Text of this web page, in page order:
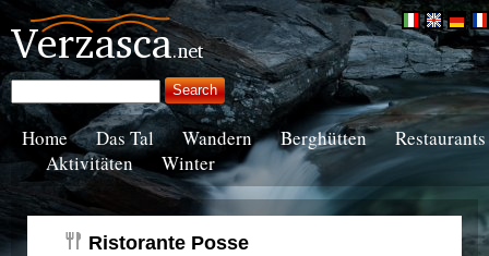
Home Das Tal Wandern Berghütten
Restaurants
Aktivitäten
Winter
Ristorante Posse